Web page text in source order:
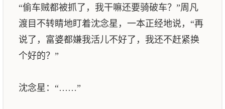
“偷车贼都被抓了，我干嘛还要骑破车？”周凡
渡目不转睛地盯着沈念星，一本正经地说，“再
说了，富婆都嫌我活儿不好了，我还不赶紧换
个好的？”
沈念星：“……”